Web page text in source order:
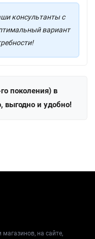
консультанты с
вариант
поколения) в
выгодно и удобно!
на сайте,